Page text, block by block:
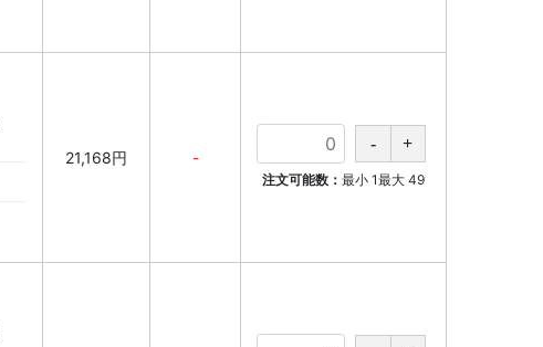
21,168円 -
注文可能数： 最小 1最大 49